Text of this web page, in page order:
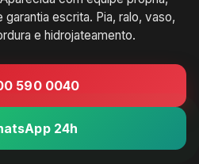
escrita. Pia, ralo, vaso,
e hidrojateamento.
590 0040
24h